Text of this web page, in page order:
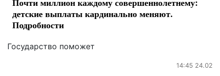
детские выплаты кардинально меняют.
Подробности
Государство поможет
14:45 24.02